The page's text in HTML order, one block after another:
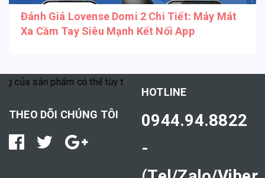
Đánh Giá Lovense Domi 2 Chi Tiết: Máy Mát
Xa Cầm Tay Siêu Mạnh Kết Nối App
sản phẩm có thể tùy thuộc vào cơ địa mỗi người."
THEO DÕI CHÚNG TÔI
HOTLINE
0944.94.8822
-